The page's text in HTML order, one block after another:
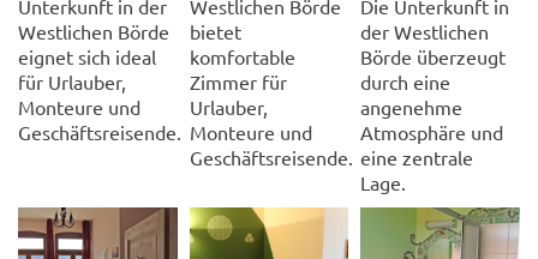
Unterkunft in der
Westlichen Börde
eignet sich ideal
für Urlauber,
Monteure und
Geschäftsreisende.
Westlichen Börde
bietet
komfortable
Zimmer für
Urlauber,
Monteure und
Geschäftsreisende.
Die Unterkunft in
der Westlichen
Börde überzeugt
durch eine
angenehme
Atmosphäre und
eine zentrale
Lage.